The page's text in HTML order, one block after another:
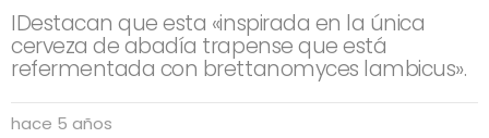
IDestacan que esta «inspirada en la única
cerveza de abadía trapense que está
refermentada con brettanomyces lambicus».
hace 5 años